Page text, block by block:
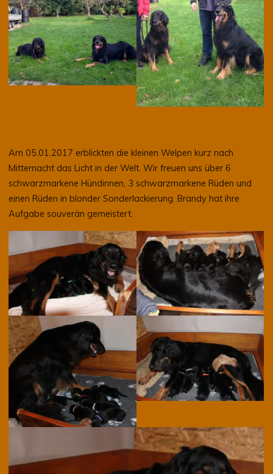
Am 05.01.2017 erblickten die kleinen Welpen kurz nach
Mitternacht das Licht in der Welt. Wir freuen uns über 6
schwarzmarkene Hündinnen, 3 schwarzmarkene Rüden und
einen Rüden in blonder Sonderlackierung. Brandy hat ihre
Aufgabe souverän gemeistert.